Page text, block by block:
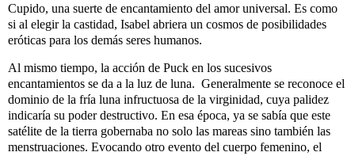
Cupido, una suerte de encantamiento del amor universal. Es como
si al elegir la castidad, Isabel abriera un cosmos de posibilidades
eróticas para los demás seres humanos.
Al mismo tiempo, la acción de Puck en los sucesivos
encantamientos se da a la luz de luna. Generalmente se reconoce el
dominio de la fría luna infructuosa de la virginidad, cuya palidez
indicaría su poder destructivo. En esa época, ya se sabía que este
satélite de la tierra gobernaba no solo las mareas sino también las
menstruaciones. Evocando otro evento del cuerpo femenino, el